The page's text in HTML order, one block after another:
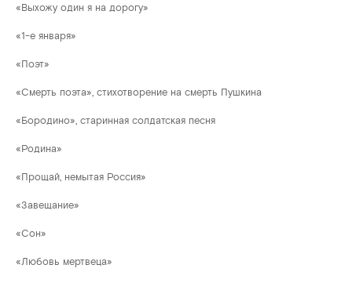
«Выхожу один я на дорогу»
«1-е января»
«Поэт»
«Смерть поэта», стихотворение на смерть Пушкина
«Бородино», старинная солдатская песня
«Родина»
«Прощай, немытая Россия»
«Завещание»
«Сон»
«Любовь мертвеца»